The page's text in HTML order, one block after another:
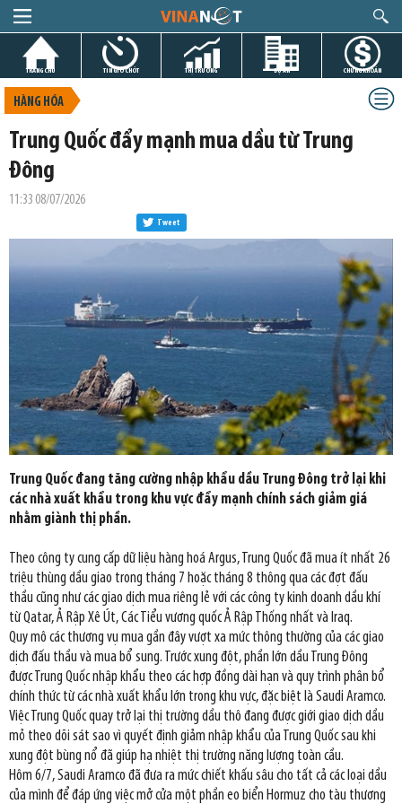
TRANG CHỦ TIN GIỜ CHÓT THỊ TRƯỜNG DỰ ÁN CHỨNG KHOÁN
HÀNG HÓA
Trung Quốc đẩy mạnh mua dầu từ Trung
Đông
11:33 08/07/2026
Tweet
Trung Quốc đang tăng cường nhập khẩu dầu Trung Đông trở lại khi
các nhà xuất khẩu trong khu vực đẩy mạnh chính sách giảm giá
nhằm giành thị phần.
Theo công ty cung cấp dữ liệu hàng hoá Argus, Trung Quốc đã mua ít nhất 26
triệu thùng dầu giao trong tháng 7 hoặc tháng 8 thông qua các đợt đấu
thầu cũng như các giao dịch mua riêng lẻ với các công ty kinh doanh dầu khí
từ Qatar, Ả Rập Xê Út, Các Tiểu vương quốc Ả Rập Thống nhất và Iraq.
Quy mô các thương vụ mua gần đây vượt xa mức thông thường của các giao
dịch đấu thầu và mua bổ sung. Trước xung đột, phần lớn dầu Trung Đông
được Trung Quốc nhập khẩu theo các hợp đồng dài hạn và quy trình phân bổ
chính thức từ các nhà xuất khẩu lớn trong khu vực, đặc biệt là Saudi Aramco.
Việc Trung Quốc quay trở lại thị trường dầu thô đang được giới giao dịch dầu
mỏ theo dõi sát sao vì quyết định giảm nhập khẩu của Trung Quốc sau khi
xung đột bùng nổ đã giúp hạ nhiệt thị trường năng lượng toàn cầu.
Hôm 6/7, Saudi Aramco đã đưa ra mức chiết khấu sâu cho tất cả các loại dầu
của mình để đáp ứng việc mở cửa một phần eo biển Hormuz cho tàu thương